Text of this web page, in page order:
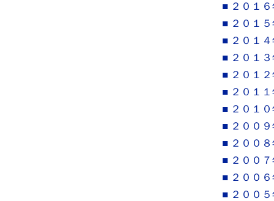
■ ２０１
■ ２０１
■ ２０１
■ ２０１
■ ２０１
■ ２０１
■ ２０１
■ ２００
■ ２００
■ ２００
■ ２００
■ ２００